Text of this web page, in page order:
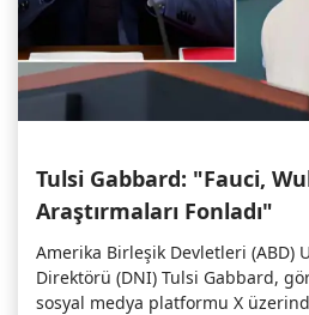
Tulsi Gabbard: "Fauci,
Araştırmaları Fonladı"
Amerika Birleşik Devletleri (ABD)
Direktörü (DNI) Tulsi Gabbard,
sosyal medya platformu X